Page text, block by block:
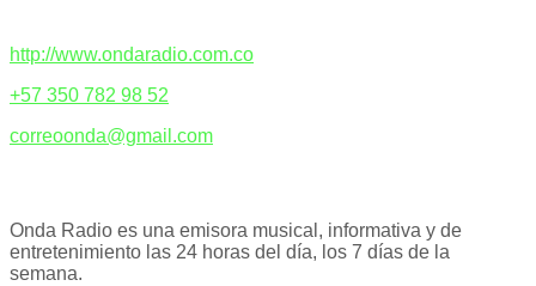
http://www.ondaradio.com.co
+57 350 782 98 52
correoonda@gmail.com
Onda Radio es una emisora musical, informativa y de
entretenimiento las 24 horas del día, los 7 días de la
semana.